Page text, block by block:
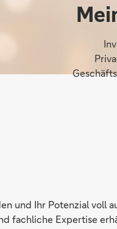
und Ihr Potenzial voll
fachliche Expertise